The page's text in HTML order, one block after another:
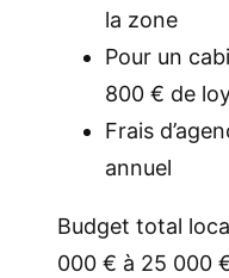
la zone
Pour un
800 € de
Frais
annuel
Budget total
000 € à 25 000